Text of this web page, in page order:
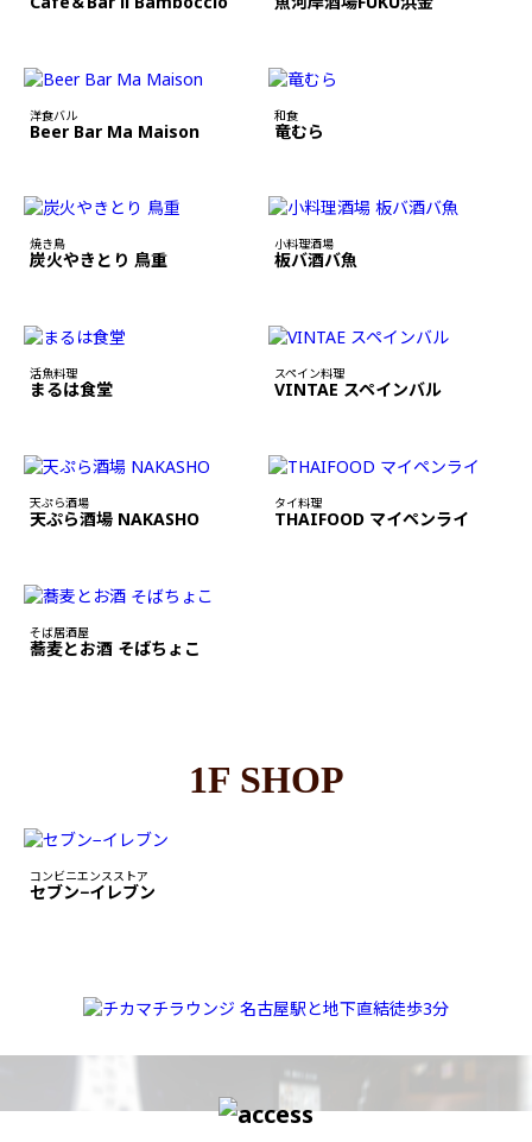
洋食バル
Beer Bar Ma Maison
和食
竜むら
焼き鳥
炭火やきとり 鳥重
小料理酒場
板バ酒バ魚
活魚料理
まるは食堂
スペイン料理
VINTAE スペインバル
天ぷら酒場
天ぷら酒場 NAKASHO
タイ料理
THAIFOOD マイペンライ
そば居酒屋
蕎麦とお酒 そばちょこ
1F SHOP
コンビニエンスストア
セブン−イレブン